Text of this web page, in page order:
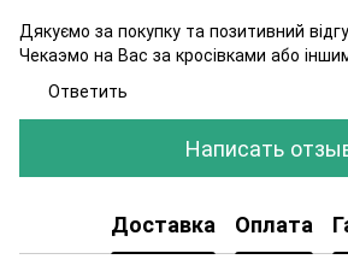
Дякуємо за покупку та позитивний
Чекаэмо на Вас за кросівками або
Ответить
Написать
Доставка Оплата